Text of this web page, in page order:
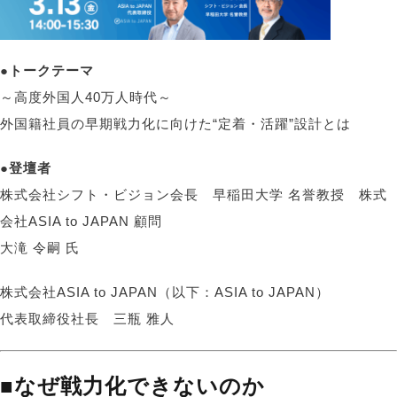
●トークテーマ
～高度外国人40万人時代～
外国籍社員の早期戦力化に向けた“定着・活躍”設計とは
●登壇者
株式会社シフト・ビジョン会長 早稲田大学 名誉教授
株式
会社ASIA to JAPAN 顧問
大滝 令嗣 氏
株式会社ASIA to JAPAN（以下：ASIA to JAPAN）
代表取締役社長 三瓶 雅人
■なぜ戦力化できないのか